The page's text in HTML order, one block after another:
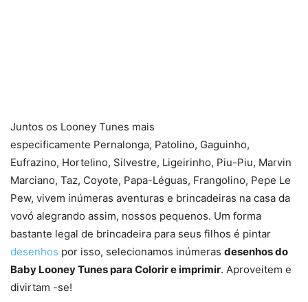
Juntos os Looney Tunes mais
especificamente Pernalonga, Patolino, Gaguinho,
Eufrazino, Hortelino, Silvestre, Ligeirinho, Piu-Piu, Marvin
Marciano, Taz, Coyote, Papa-Léguas, Frangolino, Pepe Le
Pew, vivem inúmeras aventuras e brincadeiras na casa da
vovó alegrando assim, nossos pequenos. Um forma
bastante legal de brincadeira para seus filhos é pintar
desenhos por isso, selecionamos inúmeras desenhos do
Baby Looney Tunes para Colorir e imprimir. Aproveitem e
divirtam -se!